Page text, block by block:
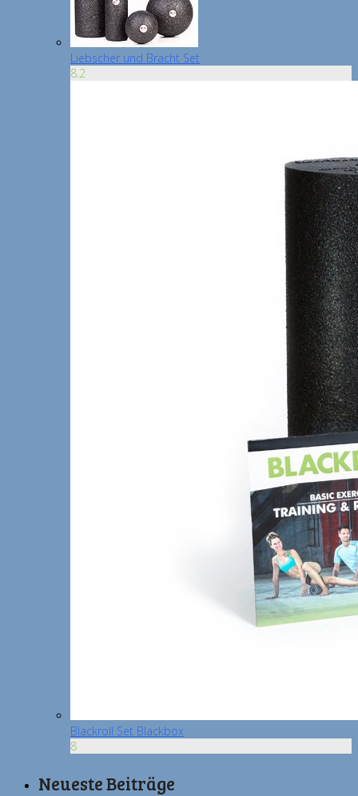
Liebscher und Bracht Set
8.2
Blackroll Set Blackbox
8
Neueste Beiträge